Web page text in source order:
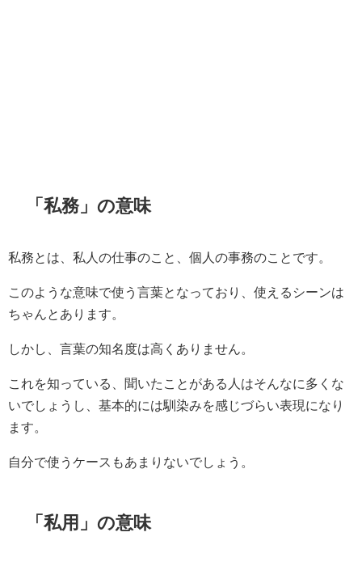
「私務」の意味
私務とは、私人の仕事のこと、個人の事務のことです。
このような意味で使う言葉となっており、使えるシーンは
ちゃんとあります。
しかし、言葉の知名度は高くありません。
これを知っている、聞いたことがある人はそんなに多くな
いでしょうし、基本的には馴染みを感じづらい表現になり
ます。
自分で使うケースもあまりないでしょう。
「私用」の意味